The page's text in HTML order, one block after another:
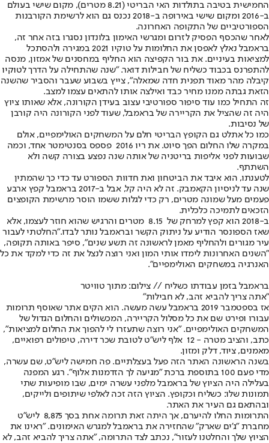
החמישית בטיבה בתולדות האי הבריטי (‭8.21‬ מטרים), מקום שישי בעולם
ב-‭2016‬ ומקום שישי באירופה ב-‭2018‬ נכנס גם הוא לרשימת הקורבנות
הספורטיביים של התקופה האחרונה.
לאחר שהכסף הפסיק לזרום ומגרשי האימון בלונדון נסגרו בזה אחר זה,
בראמבל נאלץ לאפסן את החלומות על טוקיו 2021 במגירה ולהסתכל
למציאות בעיניים. את בור הקפיצה הוא החליף במחסנים של אמזון, מנסה
להתפרנס בכבוד כשליח של חבילות דואר. "שנה שהתחילה על הדרך לטוקיו
קיבלה מהר מאוד תפנית חדה שמאלה", צייץ בשבוע שעבר והסביר שהשנה
הזאת גבתה ממנו מחיר כבד ואילצה אותו להתאים עצמו למצב.
זה התחיל כמו עוד סיפור ספורטיבי עצוב בעידן הקורונה, אלא שאותו ציוץ
היה זה שהציל את הקריירה של בראמבל, שעוד לפני הקורונה היה קורבן
של נסיבות.
כמו כל אתלט גם הקופץ הבריטי חלם על המשחקים האולימפיים, אולם
במקרה שלו החלום הפך סיוט. את ריו ‭ 2016‬ פספס בסנטימטר אחד, וכמה
שבועות לפני אליפות בריטניה של אותה שנה נפצע בצורה קשה ולא
השתתף.
לטענתו, הוא איבד את הביטחון ואת חדוות הספורט עד כדי כך שהמתין
שנה עד לניסיון הקאמבק. זה לא היה קל, אבל ב-‭2017‬ בראמבל קפץ ארבע
פעמים מעל שמונה מטרים, רק כדי לגלות ששמו הוסר מרשימת הקופצים
הזכאים לתמיכה כלכלית.
ב-‭2018‬ הוא קפץ למרחק של ‭ 8.15 ‬ מטרים והרגיש שהוא חוזר לעצמו, אלא
שאז הספונסר הודיע על ניתוק הקשר ובראמבל נותר לבדו."החלטתי לעבור
עיר מגורים ולהחליף מאמן לראשונה זה תשע שנים", סיפר באותה תקופה,
"השנים האחרונות לימדו אותי המון ואני רוצה לנצל את זה כדי למקד את כל
האנרגיה במשחקים האולימפיים".
בראמבל בזמן עבודתו כשליח // צילום: מתוך טוויטר
"אתה צריך להביא זהב, לא חבילות"
אז בספטמבר 2019 בראמבל עשה מעשה. הוא הקים אתר שאוסף תרומות
עבורו ופירט שם את כל מסלול הקריירה, המכשולים והחלום הגדול של
המשחקים האולימפיים. "אני רוצה שתעזרו לי להפוך את החלום למציאות",
כתב, והציב מטרה ‭ 12 -‬ אלף ליש"ט לטובת שכר דירה, טיפולים רפואיים,
מאמנים, ציוד, דלק ומזון.
בשנה הראשונה האתר הזה פעל בעצלתיים. פה חמישה ליש"ט, שם עשרה,
מדי פעם ‭ 100‬בתוספת ברכת "מגיעה לך הזדמנות אלוף". רגע המפנה
בעלילה היה הציוץ של בראמבל מלפני עשרה ימים, שבו מופיעות שתי
תמונות שלו: כשליח וכקופץ. הציוץ הזה זכה לאלפי שיתופים ולייקים,
ובהתאם גם העיר את האתר.
התרומות החלו להיערם, אך היתה זאת תרומה אחת בסך ‭ 8,875‬ ליש"ט
מחברת "ג'ים שארק" שהחזירה את בראמבל למגרש האימונים. "ראינו את
הציוץ שלך והחלטנו לעזור", נכתב לצד התרומה, "אתה צריך להביא זהב, לא